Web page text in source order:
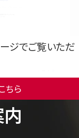
成（Step2）
ジでご覧いただ
ちら